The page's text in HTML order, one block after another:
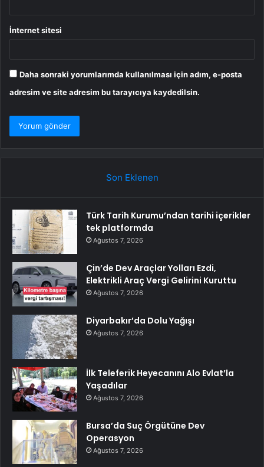
İnternet sitesi
Daha sonraki yorumlarımda kullanılması için adım, e-posta
adresim ve site adresim bu tarayıcıya kaydedilsin.
Son Eklenen
Türk Tarih Kurumu’ndan tarihi içerikler
tek platformda
Ağustos 7, 2026
Çin’de Dev Araçlar Yolları Ezdi,
Elektrikli Araç Vergi Gelirini Kuruttu
Ağustos 7, 2026
Diyarbakır’da Dolu Yağışı
Ağustos 7, 2026
İlk Teleferik Heyecanını Alo Evlat’la
Yaşadılar
Ağustos 7, 2026
Bursa’da Suç Örgütüne Dev
Operasyon
Ağustos 7, 2026